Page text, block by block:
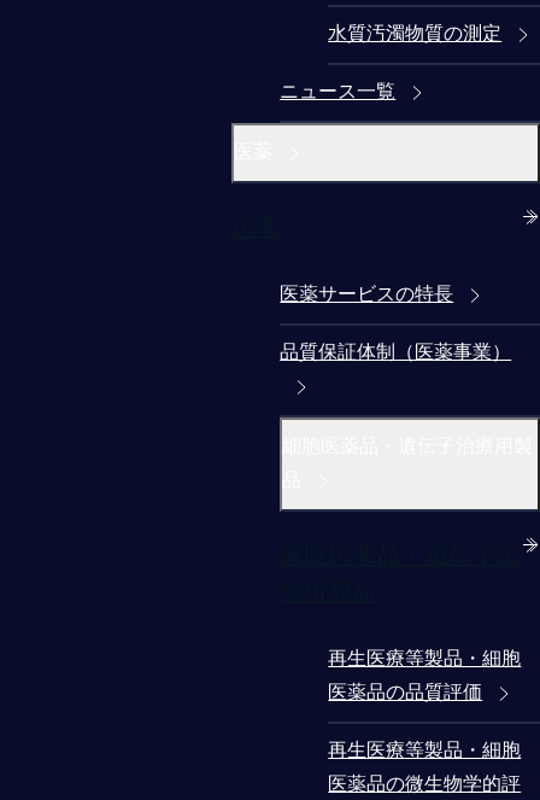
水質汚濁物質の測定
ニュース一覧
医薬サービスの特長
品質保証体制（医薬事業）
再生医療等製品・細胞
医薬品の品質評価
再生医療等製品・細胞
医薬品の微生物学的評